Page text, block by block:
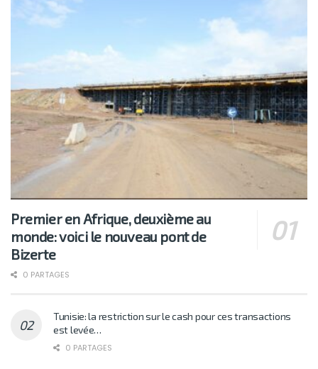
Premier en Afrique, deuxième au
monde: voici le nouveau pont de
Bizerte
0 PARTAGES
Tunisie: la restriction sur le cash pour ces transactions
est levée…
0 PARTAGES